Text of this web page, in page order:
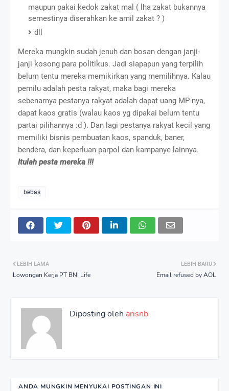
maupun pakai kedok zakat mal ( lha zakat bukannya
semestinya diserahkan ke amil zakat ? )
dll
Mereka mungkin sudah jenuh dan bosan dengan janji-
janji kosong para politikus. Jadi siapapun yang terpilih
belum tentu mereka memikirkan yang memilihnya. Kalau
pemilu adalah pesta rakyat, maka bagi mereka
sebenarnya pestanya rakyat adalah dapat uang MP-nya,
dapat kaos gratis (walau kaos yg dipakai belum tentu
partai pilihannya :d ). Dan lagi pestanya rakyat kecil yang
memiliki bisnis pembuatan kaos, spanduk, baner,
bendera, dan keperluan parpol dan kampanye lainnya.
Itulah pesta mereka !!!
bebas
LEBIH BARU
Email refused by AOL
LEBIH LAMA
Lowongan Kerja PT BNI Life
Diposting oleh arisnb
ANDA MUNGKIN MENYUKAI POSTINGAN INI